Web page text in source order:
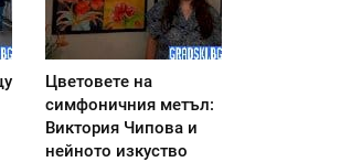
Цветовете на
симфоничния метъл:
Виктория Чипова и
нейното изкуство